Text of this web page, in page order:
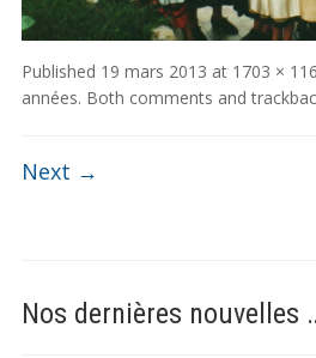
Published 19 mars 2013 at 1703 ×
années. Both comments and
Next →
Nos dernières nouvelles